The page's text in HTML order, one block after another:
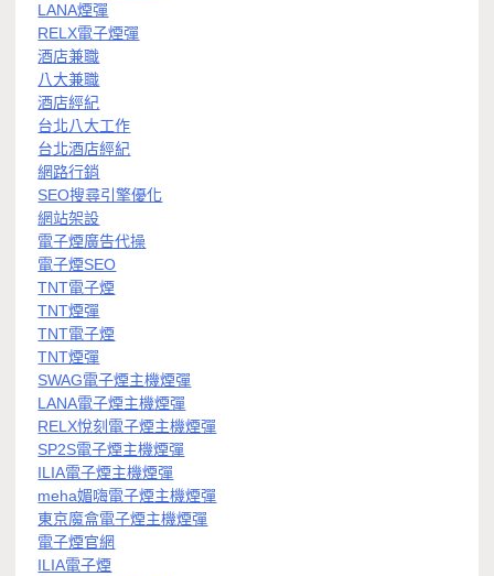
LANA煙彈
RELX電子煙彈
酒店兼職
八大兼職
酒店經紀
台北八大工作
台北酒店經紀
網路行銷
SEO搜尋引擎優化
網站架設
電子煙廣告代操
電子煙SEO
TNT電子煙
TNT煙彈
TNT電子煙
TNT煙彈
SWAG電子煙主機煙彈
LANA電子煙主機煙彈
RELX悅刻電子煙主機煙彈
SP2S電子煙主機煙彈
ILIA電子煙主機煙彈
meha媚嗨電子煙主機煙彈
東京魔盒電子煙主機煙彈
電子煙官網
ILIA電子煙